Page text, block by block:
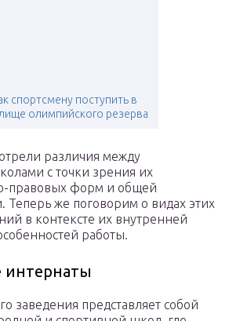
спортсмену поступить в
олимпийского резерва
различия между
с точки зрения их
правовых форм и общей
Теперь же поговорим о видах этих
в контексте их внутренней
работы.
заведения представляет собой